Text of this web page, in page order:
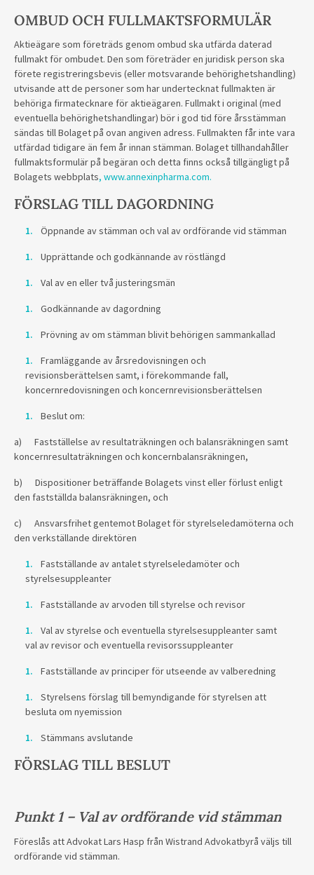
OMBUD OCH FULLMAKTSFORMULÄR
Aktieägare som företräds genom ombud ska utfärda daterad
fullmakt för ombudet. Den som företräder en juridisk person ska
förete registreringsbevis (eller motsvarande behörighetshandling)
utvisande att de personer som har undertecknat fullmakten är
behöriga firmatecknare för aktieägaren. Fullmakt i original (med
eventuella behörighetshandlingar) bör i god tid före årsstämman
sändas till Bolaget på ovan angiven adress. Fullmakten får inte vara
utfärdad tidigare än fem år innan stämman. Bolaget tillhandahåller
fullmaktsformulär på begäran och detta finns också tillgängligt på
Bolagets webbplats, www.annexinpharma.com.
FÖRSLAG TILL DAGORDNING
Öppnande av stämman och val av ordförande vid stämman
Upprättande och godkännande av röstlängd
Val av en eller två justeringsmän
Godkännande av dagordning
Prövning av om stämman blivit behörigen sammankallad
Framläggande av årsredovisningen och
revisionsberättelsen samt, i förekommande fall,
koncernredovisningen och koncernrevisionsberättelsen
Beslut om:
a)
Fastställelse av resultaträkningen och balansräkningen samt
koncernresultaträkningen och koncernbalansräkningen,
b)
Dispositioner beträffande Bolagets vinst eller förlust enligt
den fastställda balansräkningen, och
c)
Ansvarsfrihet gentemot Bolaget för styrelseledamöterna och
den verkställande direktören
Fastställande av antalet styrelseledamöter och
styrelsesuppleanter
Fastställande av arvoden till styrelse och revisor
Val av styrelse och eventuella styrelsesuppleanter samt
val av revisor och eventuella revisorssuppleanter
Fastställande av principer för utseende av valberedning
Styrelsens förslag till bemyndigande för styrelsen att
besluta om nyemission
Stämmans avslutande
FÖRSLAG TILL BESLUT
Punkt 1 – Val av ordförande vid stämman
Föreslås att Advokat Lars Hasp från Wistrand Advokatbyrå väljs till
ordförande vid stämman.